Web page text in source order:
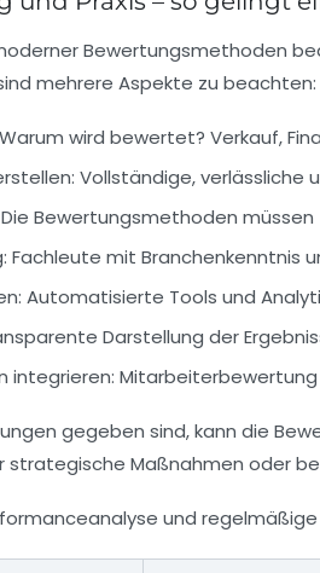
Bewertungsmethoden
mehrere Aspekte zu beachten:
Warum wird bewertet? Verkauf,
Vollständige, verlässliche
Die Bewertungsmethoden
Fachleute mit Branchenkenntnis
Automatisierte Tools und
Darstellung der
integrieren: Mitarbeiterbewertung
gegeben sind, kann die
strategische Maßnahmen oder
und